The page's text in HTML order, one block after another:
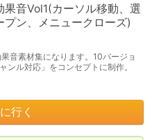
果音Vol1(カーソル移動、選
ン、メニュークローズ)
音素材集になります。10バージョ
ンル対応」をコンセプトに制作。
行く